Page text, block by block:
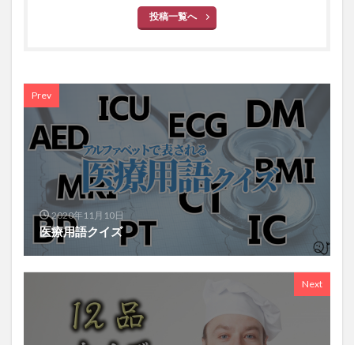
投稿一覧へ
Prev
2020年11月10日
医療用語クイズ
Next